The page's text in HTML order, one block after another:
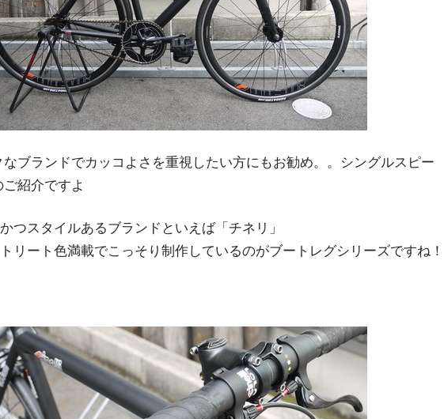
ブランドでカッコよさを重視したい方にもお勧め。。シングルスピー
紹介ですよ
つスタイルあるブランドといえば「チネリ」
リート色満載でこっそり制作しているのがブートレグシリーズですね！